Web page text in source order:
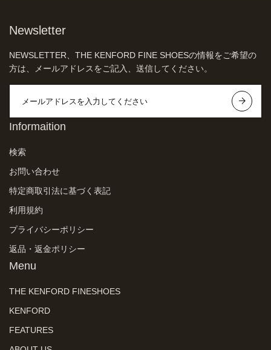
Newsletter
NEWSLETTER、THE KENFORD FINE SHOESの情報をご希望の
方は、メールアドレスをご記入、送信してください。
Informaition
検索
お問い合わせ
特定商取引法に基づく表記
利用規約
プライバシーポリシー
返品・返金ポリシー
Menu
THE KENFORD FINESHOES
KENFORD
FEATURES